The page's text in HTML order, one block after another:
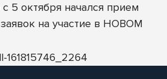
5 октября начался прием
на участие в НОВОМ
161815746_2264